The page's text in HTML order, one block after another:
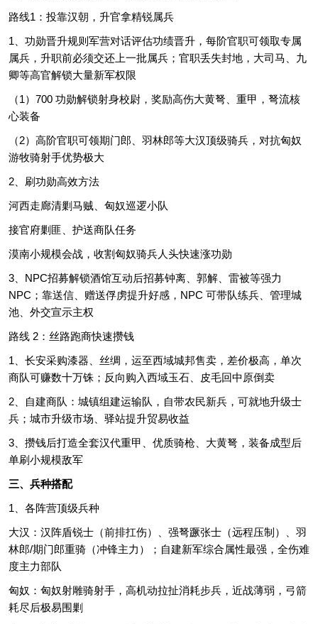
路线1：投靠汉朝，升官拿精锐属兵
1、功勋晋升规则军营对话评估功绩晋升，每阶官职可领取专属
属兵，升职前必须交还上一批属兵；官职丢失封地，大司马、九
卿等高官解锁大量新军权限
（1）700 功勋解锁射身校尉，奖励高伤大黄弩、重甲，弩流核
心装备
（2）高阶官职可领期门郎、羽林郎等大汉顶级骑兵，对抗匈奴
游牧骑射手优势极大
2、刷功勋高效方法
河西走廊清剿马贼、匈奴巡逻小队
接官府剿匪、护送商队任务
漠南小规模会战，收割匈奴骑兵人头快速涨功勋
3、NPC招募解锁酒馆互动后招募钟离、郭解、雷被等强力
NPC；靠送信、赠送俘虏提升好感，NPC 可带队练兵、管理城
池、外交宣示主权
路线 2：丝路跑商快速攒钱
1、长安采购漆器、丝绸，运至西域城邦售卖，差价极高，单次
商队可赚数十万铢；反向购入西域玉石、皮毛回中原倒卖
2、自建商队：城镇组建运输队，自带农民新兵，可就地升级士
兵；城市升级市场、驿站提升贸易收益
3、攒钱后打造全套汉代重甲、优质骑枪、大黄弩，装备成型后
单刷小规模敌军
三、兵种搭配
1、各阵营顶级兵种
大汉：汉阵盾锐士（前排扛伤）、强弩蹶张士（远程压制）、羽
林郎/期门郎重骑（冲锋主力）；自建新军综合属性最强，全伤难
度主力部队
匈奴：匈奴射雕骑射手，高机动拉扯消耗步兵，近战薄弱，弓箭
耗尽后极易围剿